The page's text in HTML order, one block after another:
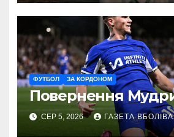
ФУТБОЛ ЗА КОРДОНОМ
Повернення
СЕР 5, 2026 ГАЗЕТА